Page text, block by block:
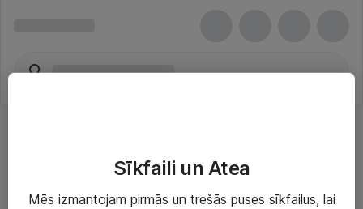
Sīkfaili un Atea
Mēs izmantojam pirmās un trešās puses sīkfailus, lai